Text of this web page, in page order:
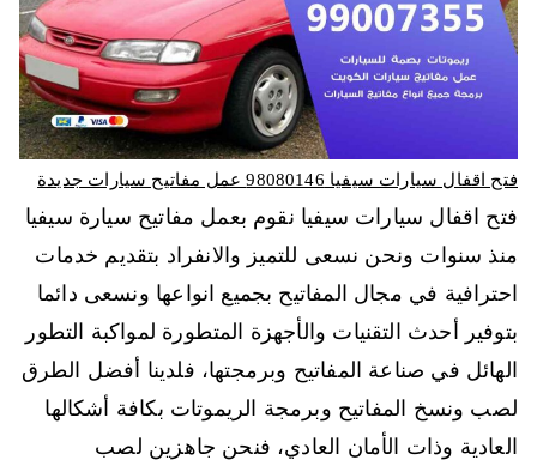
فتح اقفال سيارات سيفيا 98080146‬ عمل مفاتيح سيارات جديدة
فتح اقفال سيارات سيفيا نقوم بعمل مفاتيح سيارة سيفيا
منذ سنوات ونحن نسعى للتميز والانفراد بتقديم خدمات
احترافية في مجال المفاتيح بجميع انواعها ونسعى دائما
بتوفير أحدث التقنيات والأجهزة المتطورة لمواكبة التطور
الهائل في صناعة المفاتيح وبرمجتها، فلدينا أفضل الطرق
لصب ونسخ المفاتيح وبرمجة الريموتات بكافة أشكالها
العادية وذات الأمان العادي، فنحن جاهزين لصب